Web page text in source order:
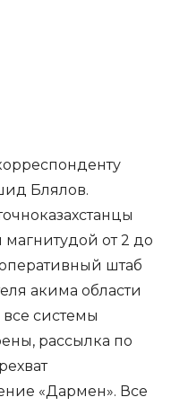
Блялов.
от 2 до
штаб
акима области
системы
рассылка по
«Дармен». Все